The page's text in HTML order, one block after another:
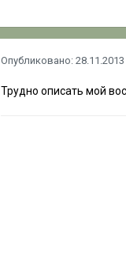
Опубликовано: 28.11.2013
Трудно описать мой